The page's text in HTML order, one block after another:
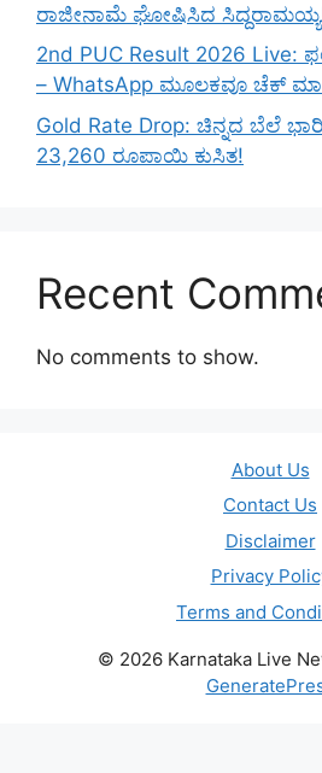
ರಾಜೀನಾಮೆ ಘೋಷಿಸಿದ
2nd PUC Result 2026 Live:
– WhatsApp ಮೂಲಕವೂ ಚೆಕ್
Gold Rate Drop: ಚಿನ್ನದ ಬೆಲೆ
23,260 ರೂಪಾಯಿ ಕುಸಿತ!
Recent
No comments to show.
About Us
Contact Us
Disclaimer
Privacy
Terms and
© 2026 Karnataka Live